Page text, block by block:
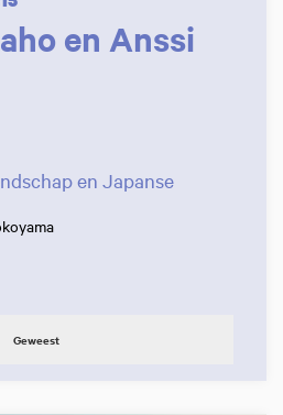
en Anssi
en Japanse
Geweest